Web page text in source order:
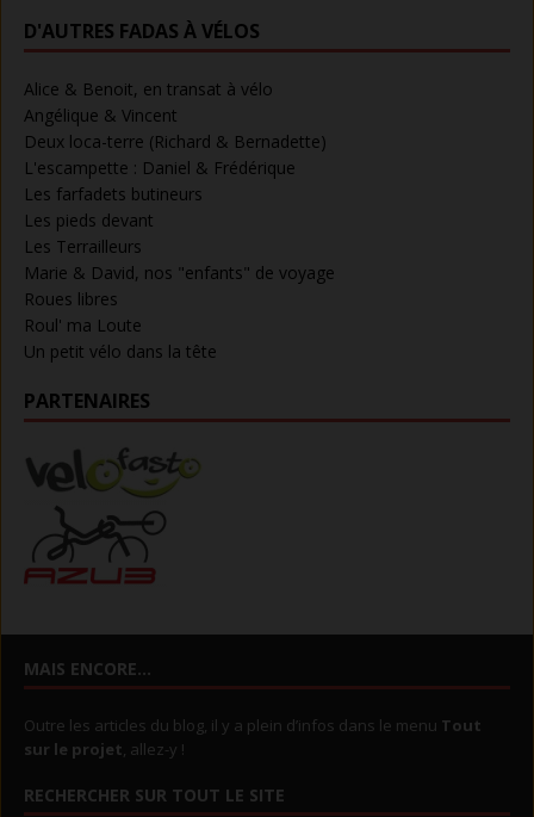
D'AUTRES FADAS À VÉLOS
Alice & Benoit, en transat à vélo
Angélique & Vincent
Deux loca-terre (Richard & Bernadette)
L'escampette : Daniel & Frédérique
Les farfadets butineurs
Les pieds devant
Les Terrailleurs
Marie & David, nos "enfants" de voyage
Roues libres
Roul' ma Loute
Un petit vélo dans la tête
PARTENAIRES
MAIS ENCORE…
Outre les articles du blog, il y a plein d’infos dans le menu Tout
sur le projet, allez-y !
RECHERCHER SUR TOUT LE SITE